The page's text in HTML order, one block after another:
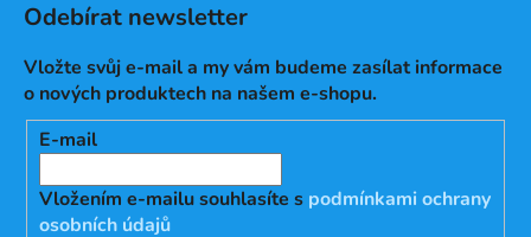
Odebírat newsletter
Vložte svůj e-mail a my vám budeme zasílat informace
o nových produktech na našem e-shopu.
E-mail
Vložením e-mailu souhlasíte s podmínkami ochrany
osobních údajů